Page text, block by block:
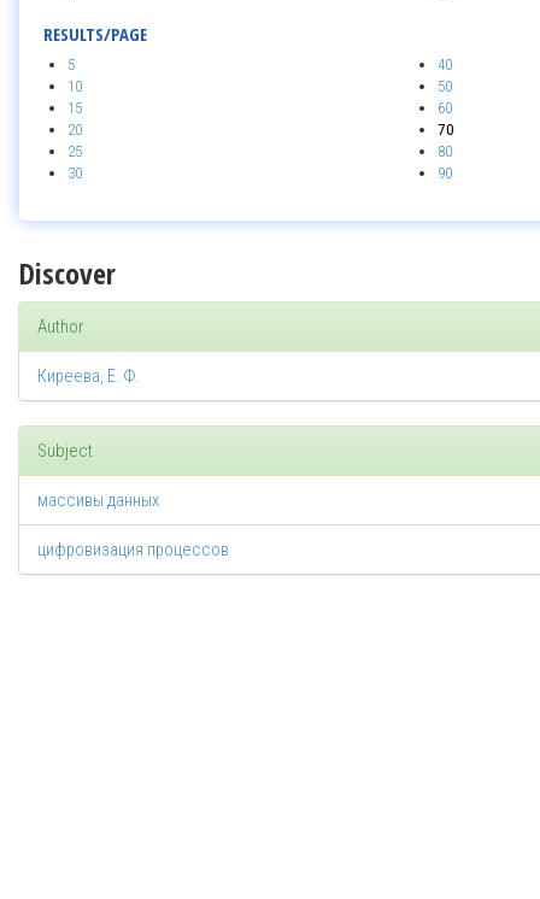
RESULTS/PAGE
5
10
15
20
25
30
40
50
60
70
80
90
Discover
Author
Киреева, Е. Ф.
Subject
массивы данных
цифровизация процессов